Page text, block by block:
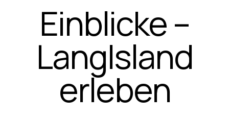
Einblicke –
LangIsland
erleben